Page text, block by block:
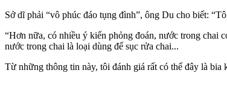
Sở dĩ phải “vô phúc đáo tụng đình”, ông Du cho biết:
“Hơn nữa, có nhiều ý kiến phỏng đoán, nước trong chai
nước trong chai là loại dùng để sục rửa chai...
Từ những thông tin này, tôi đánh giá rất có thể đây là